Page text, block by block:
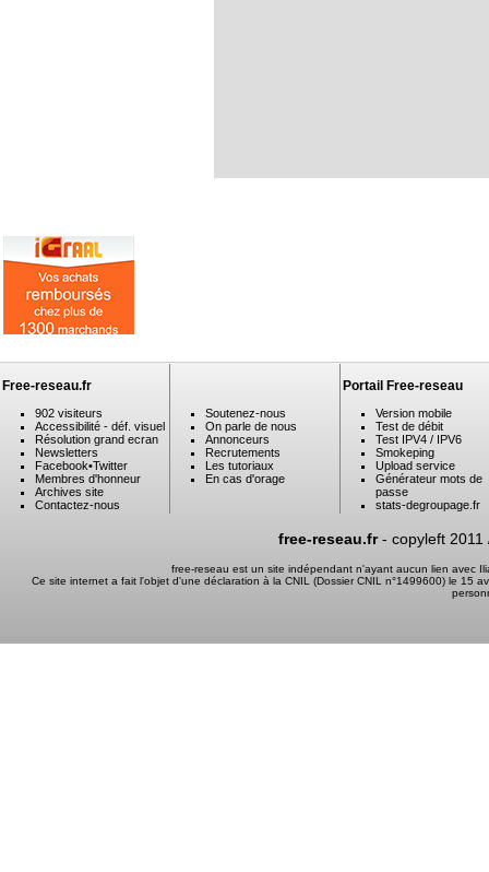
Free-reseau.fr
902 visiteurs
Accessibilité - déf. visuel
Résolution grand ecran
Newsletters
Facebook•Twitter
Membres d'honneur
Archives site
Contactez-nous
Soutenez-nous
On parle de nous
Annonceurs
Recrutements
Les tutoriaux
En cas d'orage
Portail Free-reseau
Version mobile
Test de débit
Test IPV4 / IPV6
Smokeping
Upload service
Générateur mots de
passe
stats-degroupage.fr
free-reseau.fr- copyleft 2011
free-reseau est un site indépendant n'ayant aucun lien avec
Ce site internet a fait l'objet d'une déclaration à la CNIL (Dossier CNIL n°1499600) le 15